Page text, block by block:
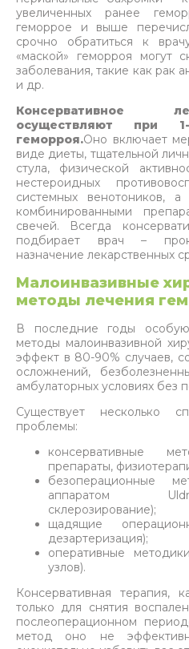
увеличенных ранее
геморрое и выше
срочно обратиться к
«маской» геморроя могут
заболевания, такие как рак
и др.
Консервативное
осуществляют при
геморроя.Оно включает
виде диеты, тщательной
стула, физической
нестероидных
системных венотоников,
комбинированными
свечей. Всегда
подбирает врач –
назначение лекарственных
Малоинвазивные
методы лечения
В последние годы особую
методы малоинвазивной
эффект в 80-90% случаев,
осложнений,
амбулаторных условиях без
Существует несколько
проблемы:
консервативные
препараты,
безоперационные
аппаратом
склерозирование);
щадящие
дезартеризация);
оперативные
узлов).
Консервативная терапия,
только для снятия
послеоперационном
метод оно не